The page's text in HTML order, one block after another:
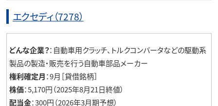
エクセディ（7278）
どんな企業？：自動車用クラッチ、トルクコンバータなどの駆動系
製品の製造・販売を行う自動車部品メーカー
権利確定月：9月［貸借銘柄］
株価：5,170円（2025年8月21日終値）
配当金：300円（2026年3月期予想）